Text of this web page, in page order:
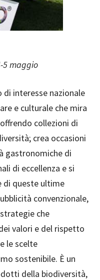
5 maggio
interesse nazionale
e culturale che mira
collezioni di
crea occasioni
gastronomiche di
di eccellenza e si
di queste ultime
convenzionale,
che
valori e del rispetto
le scelte
sostenibile. È un
della biodiversità,